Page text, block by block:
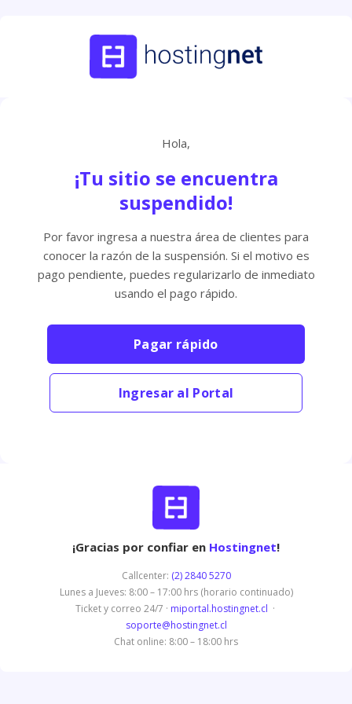
Hola,
¡Tu sitio se encuentra
suspendido!
Por favor ingresa a nuestra área de clientes para
conocer la razón de la suspensión. Si el motivo es
pago pendiente, puedes regularizarlo de inmediato
usando el pago rápido.
Pagar rápido
Ingresar al Portal
¡Gracias por confiar en Hostingnet!
Callcenter: (2) 2840 5270
Lunes a Jueves: 8:00 – 17:00 hrs (horario continuado)
Ticket y correo 24/7 · miportal.hostingnet.cl ·
soporte@hostingnet.cl
Chat online: 8:00 – 18:00 hrs